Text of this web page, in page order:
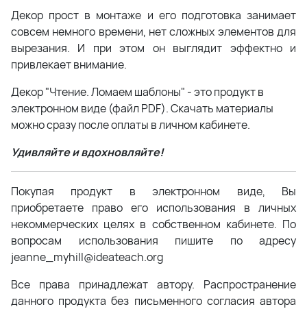
Декор прост в монтаже и его подготовка занимает
совсем немного времени, нет сложных элементов для
вырезания. И при этом он выглядит эффектно и
привлекает внимание.
Декор "Чтение. Ломаем шаблоны" - это продукт в
электронном виде (файл PDF). Скачать материалы
можно сразу после оплаты в личном кабинете.
Удивляйте и вдохновляйте!
Покупая продукт в электронном виде, Вы
приобретаете право его использования в личных
некоммерческих целях в собственном кабинете. По
вопросам использования пишите по адресу
jeanne_myhill@ideateach.org
Все права принадлежат автору. Распространение
данного продукта без письменного согласия автора